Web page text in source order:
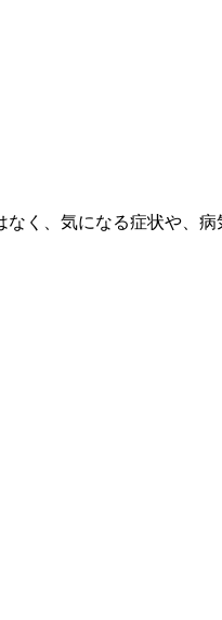
く、気になる症状や、